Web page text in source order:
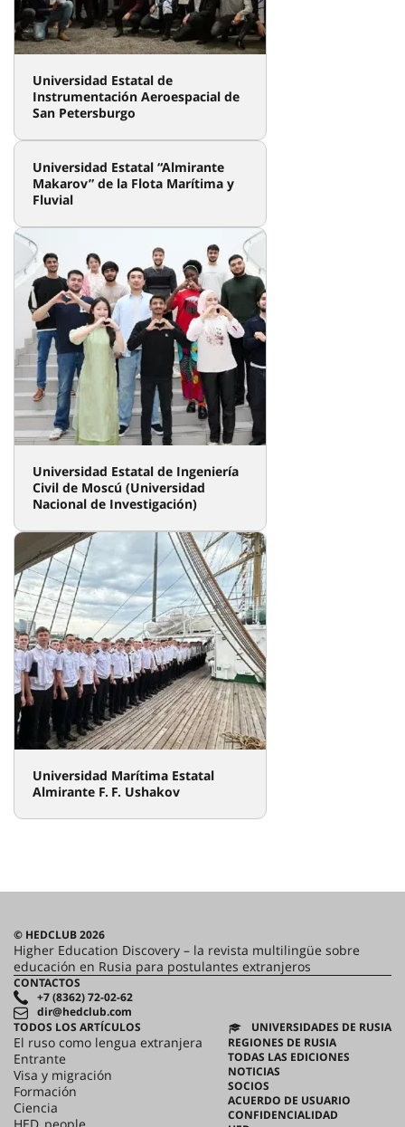
Universidad Estatal de
Instrumentación Aeroespacial de
San Petersburgo
Universidad Estatal “Almirante
Makarov” de la Flota Marítima y
Fluvial
Universidad Estatal de Ingeniería
Civil de Moscú (Universidad
Nacional de Investigación)
Universidad Marítima Estatal
Almirante F. F. Ushakov